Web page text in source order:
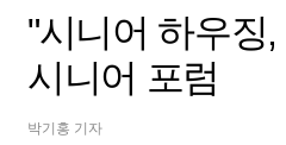
"시니어 하우징
시니어 포럼
박기홍 기자